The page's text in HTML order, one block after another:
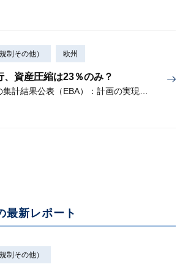
制その他） 欧州
、資産圧縮は23％のみ？
最新レポート
制その他）